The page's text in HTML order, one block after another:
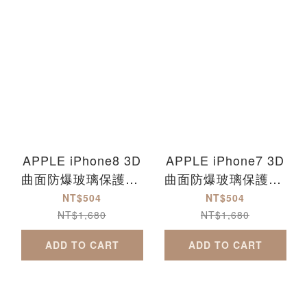
APPLE iPhone8 3D
曲面防爆玻璃保護貼-
滿版
NT$504
NT$1,680
ADD TO CART
APPLE iPhone7 3D
曲面防爆玻璃保護貼-
滿版
NT$504
NT$1,680
ADD TO CART